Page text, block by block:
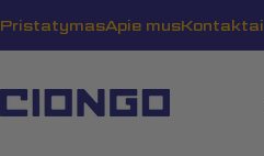
prie
PristatymasApie musKontaktai